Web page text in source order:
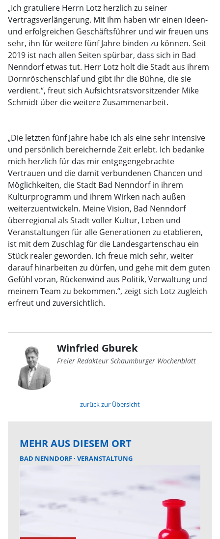
„Ich gratuliere Herrn Lotz herzlich zu seiner
Vertragsverlängerung. Mit ihm haben wir einen ideen-
und erfolgreichen Geschäftsführer und wir freuen uns
sehr, ihn für weitere fünf Jahre binden zu können. Seit
2019 ist nach allen Seiten spürbar, dass sich in Bad
Nenndorf etwas tut. Herr Lotz holt die Stadt aus ihrem
Dornröschenschlaf und gibt ihr die Bühne, die sie
verdient.“, freut sich Aufsichtsratsvorsitzender Mike
Schmidt über die weitere Zusammenarbeit.
„Die letzten fünf Jahre habe ich als eine sehr intensive
und persönlich bereichernde Zeit erlebt. Ich bedanke
mich herzlich für das mir entgegengebrachte
Vertrauen und die damit verbundenen Chancen und
Möglichkeiten, die Stadt Bad Nenndorf in ihrem
Kulturprogramm und ihrem Wirken nach außen
weiterzuentwickeln. Meine Vision, Bad Nenndorf
überregional als Stadt voller Kultur, Leben und
Veranstaltungen für alle Generationen zu etablieren,
ist mit dem Zuschlag für die Landesgartenschau ein
Stück realer geworden. Ich freue mich sehr, weiter
darauf hinarbeiten zu dürfen, und gehe mit dem guten
Gefühl voran, Rückenwind aus Politik, Verwaltung und
meinem Team zu bekommen.“, zeigt sich Lotz zugleich
erfreut und zuversichtlich.
Winfried Gburek
Freier Redakteur Schaumburger Wochenblatt
zurück zur Übersicht
MEHR AUS DIESEM ORT
BAD NENNDORF VERANSTALTUNG